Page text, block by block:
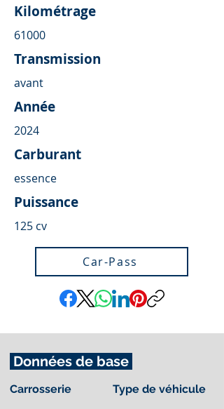
Kilométrage
61000
Transmission
avant
Année
2024
Carburant
essence
Puissance
125 cv
Car-Pass
Données de base
Carrosserie Type de véhicule